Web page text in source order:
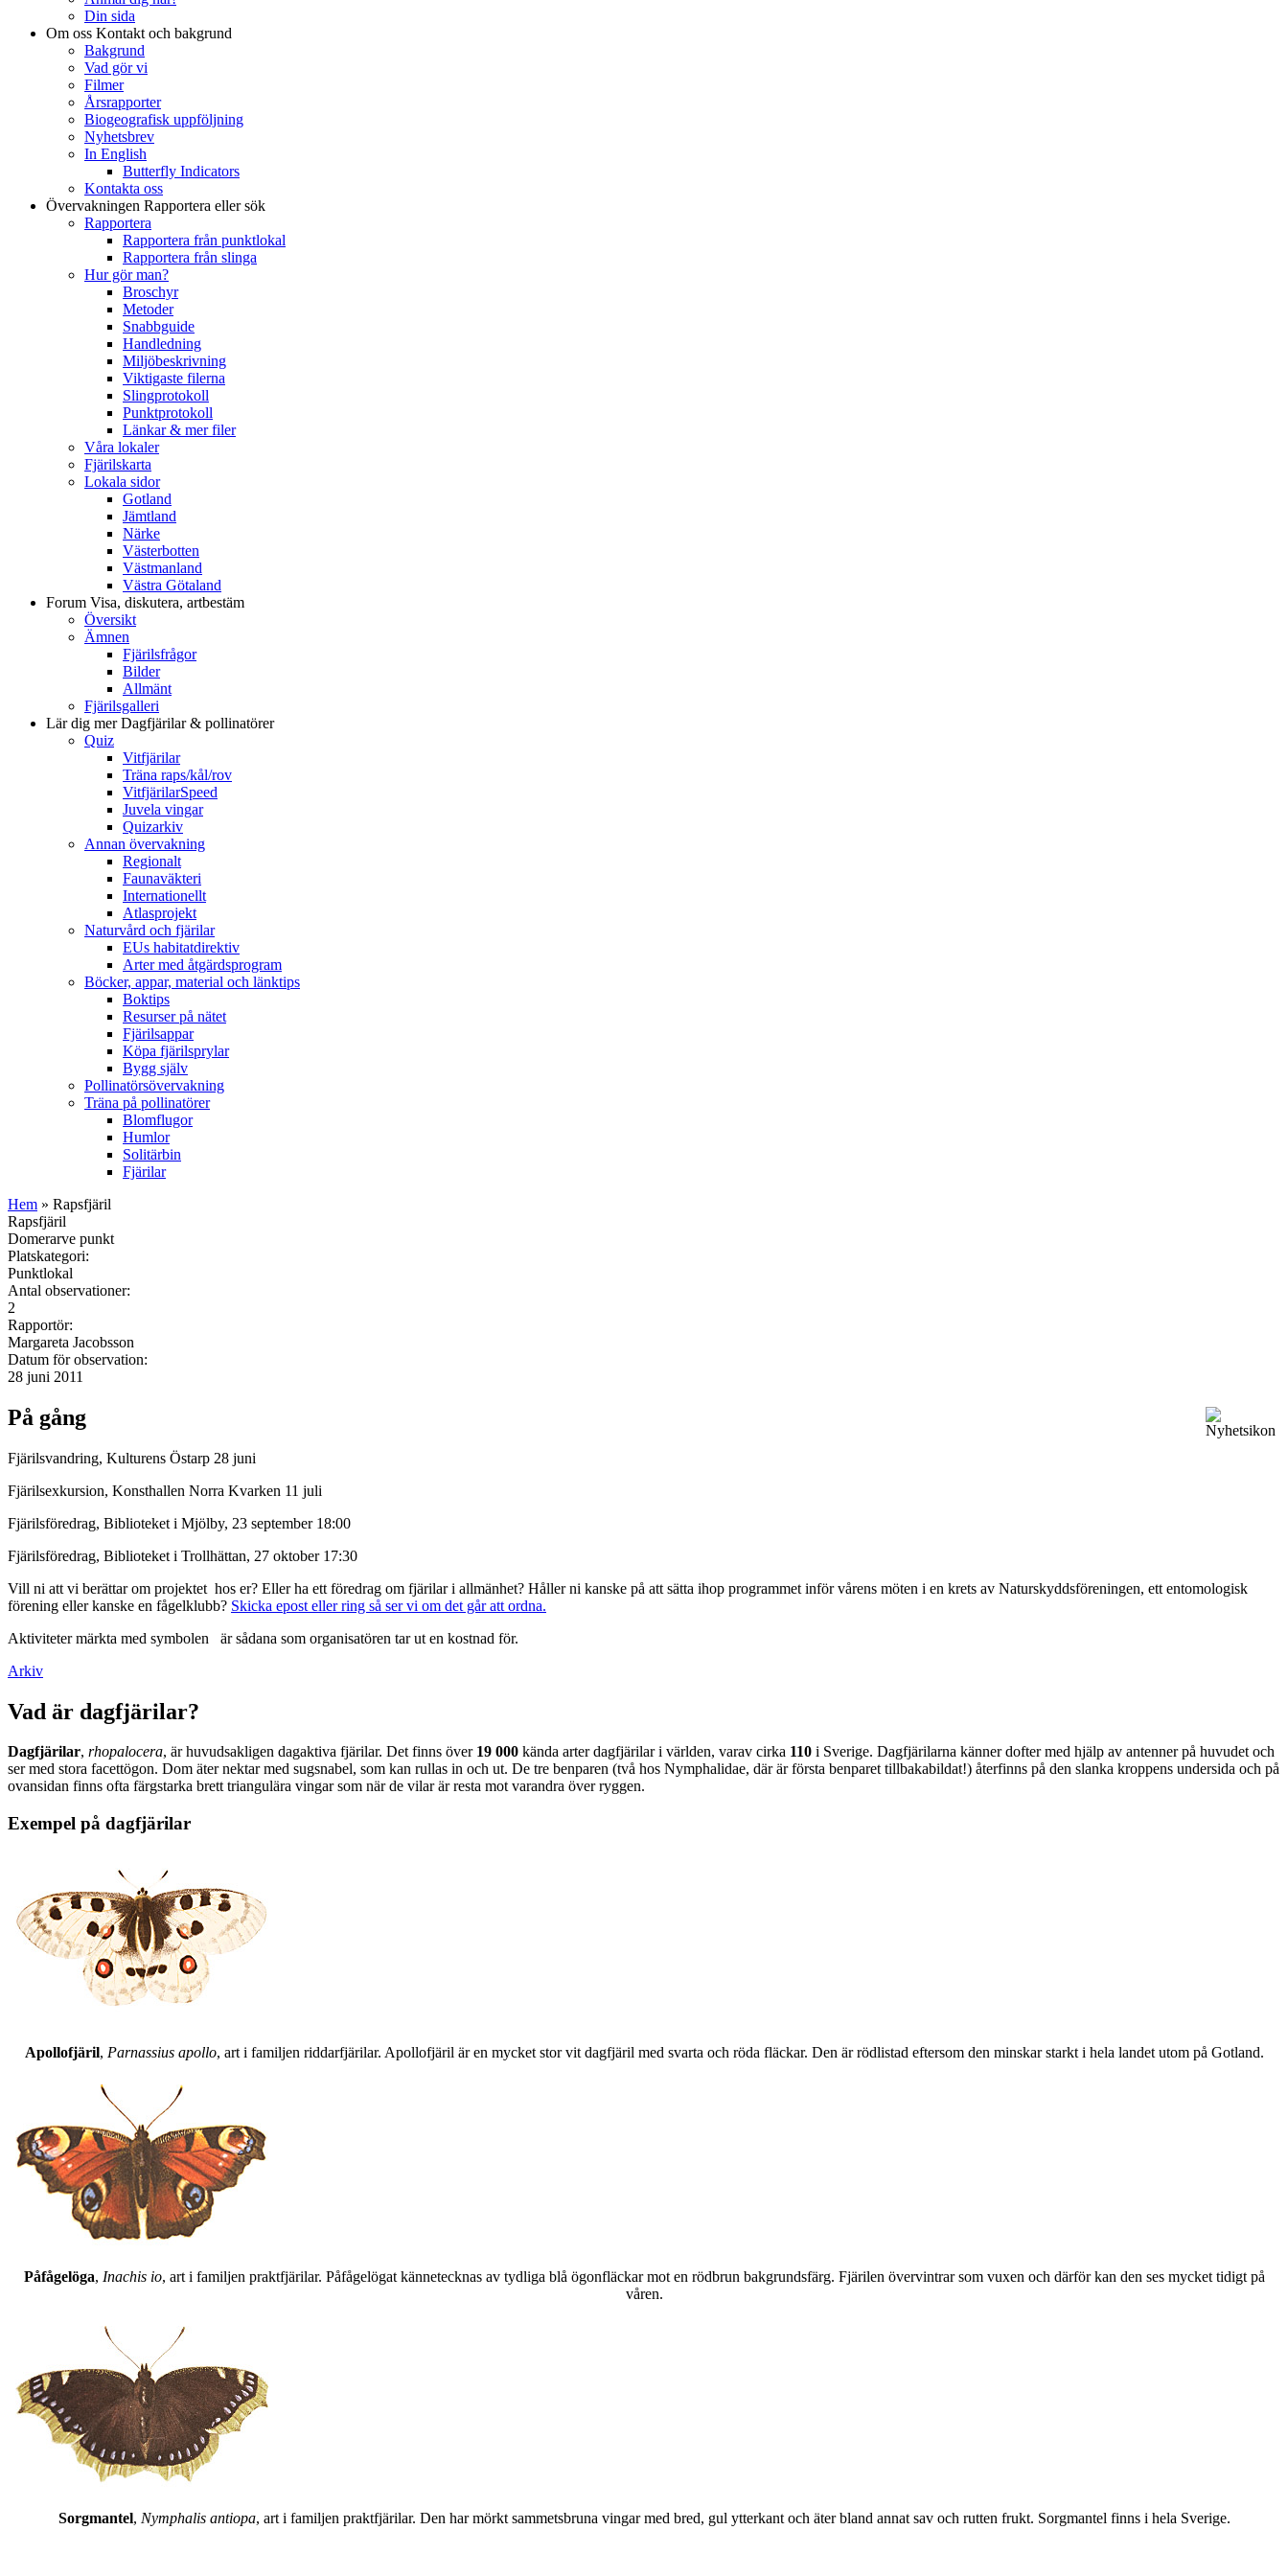
Din sida
Om oss Kontakt och bakgrund
Bakgrund
Vad gör vi
Filmer
Årsrapporter
Biogeografisk uppföljning
Nyhetsbrev
In English
Butterfly Indicators
Kontakta oss
Övervakningen Rapportera eller sök
Rapportera
Rapportera från punktlokal
Rapportera från slinga
Hur gör man?
Broschyr
Metoder
Snabbguide
Handledning
Miljöbeskrivning
Viktigaste filerna
Slingprotokoll
Punktprotokoll
Länkar & mer filer
Våra lokaler
Fjärilskarta
Lokala sidor
Gotland
Jämtland
Närke
Västerbotten
Västmanland
Västra Götaland
Forum Visa, diskutera, artbestäm
Översikt
Ämnen
Fjärilsfrågor
Bilder
Allmänt
Fjärilsgalleri
Lär dig merDagfjärilar & pollinatörer
Quiz
Vitfjärilar
Träna raps/kål/rov
VitfjärilarSpeed
Juvela vingar
Quizarkiv
Annan övervakning
Regionalt
Faunaväkteri
Internationellt
Atlasprojekt
Naturvård och fjärilar
EUs habitatdirektiv
Arter med åtgärdsprogram
Böcker, appar, material och länktips
Boktips
Resurser på nätet
Fjärilsappar
Köpa fjärilsprylar
Bygg själv
Pollinatörsövervakning
Träna på pollinatörer
Blomflugor
Humlor
Solitärbin
Fjärilar
Hem » Rapsfjäril
Rapsfjäril
Domerarve punkt
Platskategori:
Punktlokal
Antal observationer:
2
Rapportör:
Margareta Jacobsson
Datum för observation:
28 juni 2011
På gång
Fjärilsvandring, Kulturens Östarp 28 juni
Fjärilsexkursion, Konsthallen Norra Kvarken 11 juli
Fjärilsföredrag, Biblioteket i Mjölby, 23 september 18:00
Fjärilsföredrag, Biblioteket i Trollhättan, 27 oktober 17:30
Vill ni att vi berättar om projektet hos er? Eller ha ett föredrag om fjärilar i allmänhet? Håller ni kanske på att sätta ihop programmet inför vårens möten i en krets av Naturskyddsföreningen, ett entomologisk
förening eller kanske en fågelklubb? Skicka epost eller ring så ser vi om det går att ordna.
Aktiviteter märkta med symbolen
är sådana som organisatören tar ut en kostnad för.
Arkiv
Vad är dagfjärilar?
Dagfjärilar, rhopalocera, är huvudsakligen dagaktiva fjärilar. Det finns över 19 000 kända arter dagfjärilar i världen, varav cirka 110 i Sverige. Dagfjärilarna känner dofter med hjälp av antenner på huvudet och
ser med stora facettögon. Dom äter nektar med sugsnabel, som kan rullas in och ut. De tre benparen (två hos Nymphalidae, där är första benparet tillbakabildat!) återfinns på den slanka kroppens undersida och på
ovansidan finns ofta färgstarka brett triangulära vingar som när de vilar är resta mot varandra över ryggen.
Exempel på dagfjärilar
Apollofjäril, Parnassius apollo, art i familjen riddarfjärilar. Apollofjäril är en mycket stor vit dagfjäril med svarta och röda fläckar. Den är rödlistad eftersom den minskar starkt i hela landet utom på Gotland.
Påfågelöga, Inachis io, art i familjen praktfjärilar. Påfågelögat kännetecknas av tydliga blå ögonfläckar mot en rödbrun bakgrundsfärg. Fjärilen övervintrar som vuxen och därför kan den ses mycket tidigt på
våren.
Sorgmantel, Nymphalis antiopa, art i familjen praktfjärilar. Den har mörkt sammetsbruna vingar med bred, gul ytterkant och äter bland annat sav och rutten frukt. Sorgmantel finns i hela Sverige.